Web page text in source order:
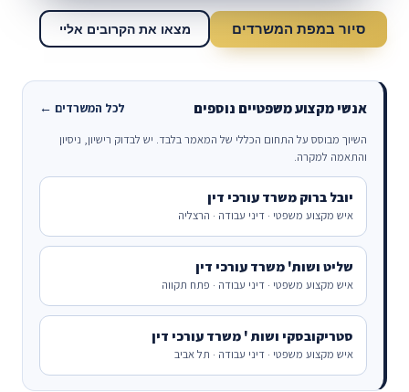
סיור במפת המשרדים מצאו את הקרובים אליי
אנשי מקצוע משפטיים נוספים לכל המשרדים ←
השיוך מבוסס על התחום הכללי של המאמר בלבד. יש לבדוק רישיון, ניסיון
והתאמה למקרה.
יובל ברוק משרד עורכי דין
איש מקצוע משפטי · דיני עבודה · הרצליה
שליט ושות' משרד עורכי דין
איש מקצוע משפטי · דיני עבודה · פתח תקווה
סטריקובסקי ושות ' משרד עורכי דין
איש מקצוע משפטי · דיני עבודה · תל אביב